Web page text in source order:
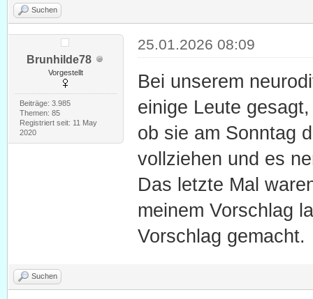
Suchen
Brunhilde78
Vorgestellt
Beiträge: 3.985
Themen: 85
Registriert seit: 11 May
2020
25.01.2026 08:09
Bei unserem
einige Leute
ob sie am Sonntag
vollziehen und es
Das letzte Mal
meinem Vorschlag
Vorschlag gemacht.
Suchen